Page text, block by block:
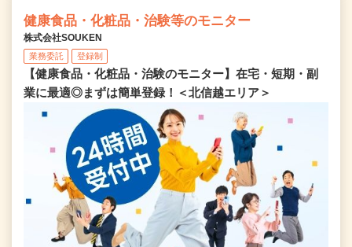
健康食品・化粧品・治験等のモニター
株式会社SOUKEN
業務委託 登録制
【健康食品・化粧品・治験のモニター】在宅・短期・副
業に最適◎まずは簡単登録！＜北信越エリア＞